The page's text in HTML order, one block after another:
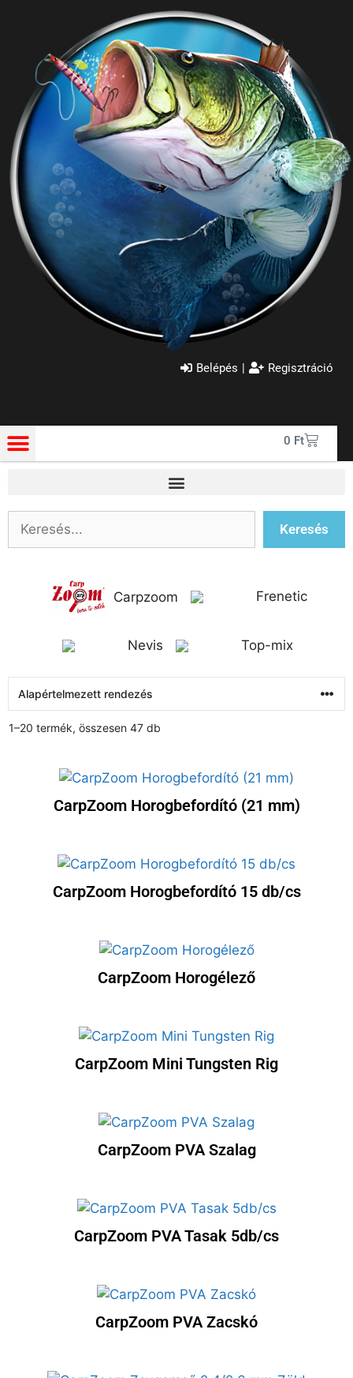
Belépés | Regisztráció
0 Ft
Keresés
Carpzoom Frenetic
Nevis Top-mix
1–20 termék, összesen 47 db
CarpZoom Horogbefordító (21 mm)
CarpZoom Horogbefordító 15 db/cs
CarpZoom Horogélező
CarpZoom Mini Tungsten Rig
CarpZoom PVA Szalag
CarpZoom PVA Tasak 5db/cs
CarpZoom PVA Zacskó